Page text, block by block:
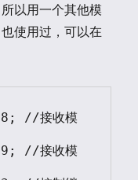
以用一个其他模
使用过，可以在
//接收模
//接收模